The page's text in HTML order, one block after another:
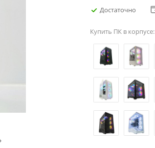
Достаточно
Купить ПК в корпусе: